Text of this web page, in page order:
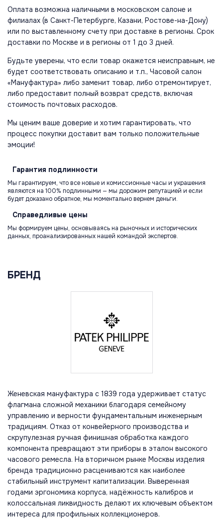
Оплата возможна наличными в московском салоне и
филиалах (в Санкт-Петербурге, Казани, Ростове-на-Дону)
или по выставленному счету при доставке в регионы. Срок
доставки по Москве и в регионы от 1 до 3 дней.
Будьте уверены, что если товар окажется неисправным, не
будет соответствовать описанию и т.п., Часовой салон
«Мануфактура» либо заменит товар, либо отремонтирует,
либо предоставит полный возврат средств, включая
стоимость почтовых расходов.
Мы ценим ваше доверие и хотим гарантировать, что
процесс покупки доставит вам только положительные
эмоции!
Гарантия подлинности
Мы гарантируем, что все новые и комиссионные часы и украшения
являются на 100% подлинными — мы дорожим репутацией и если
будет доказано обратное, мы моментально вернем деньги.
Справедливые цены
Мы формируем цены, основываясь на рыночных и исторических
данных, проанализированных нашей командой экспертов.
БРЕНД
Женевская мануфактура с 1839 года удерживает статус
флагмана сложной механики благодаря семейному
управлению и верности фундаментальным инженерным
традициям. Отказ от конвейерного производства и
скрупулезная ручная финишная обработка каждого
компонента превращают эти приборы в эталон высокого
часового ремесла. На вторичном рынке Москвы изделия
бренда традиционно расцениваются как наиболее
стабильный инструмент капитализации. Выверенная
годами эргономика корпуса, надёжность калибров и
колоссальная ликвидность делают их ключевым объектом
интереса для профильных коллекционеров.